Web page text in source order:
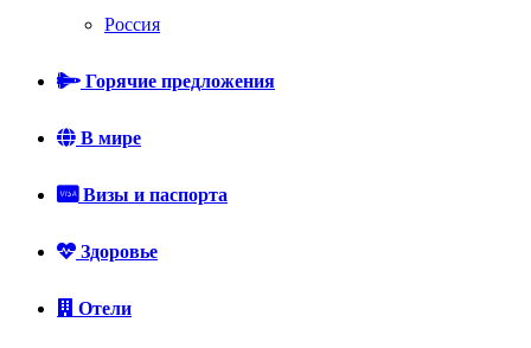
Россия
Горячие предложения
В мире
Визы и паспорта
Здоровье
Отели